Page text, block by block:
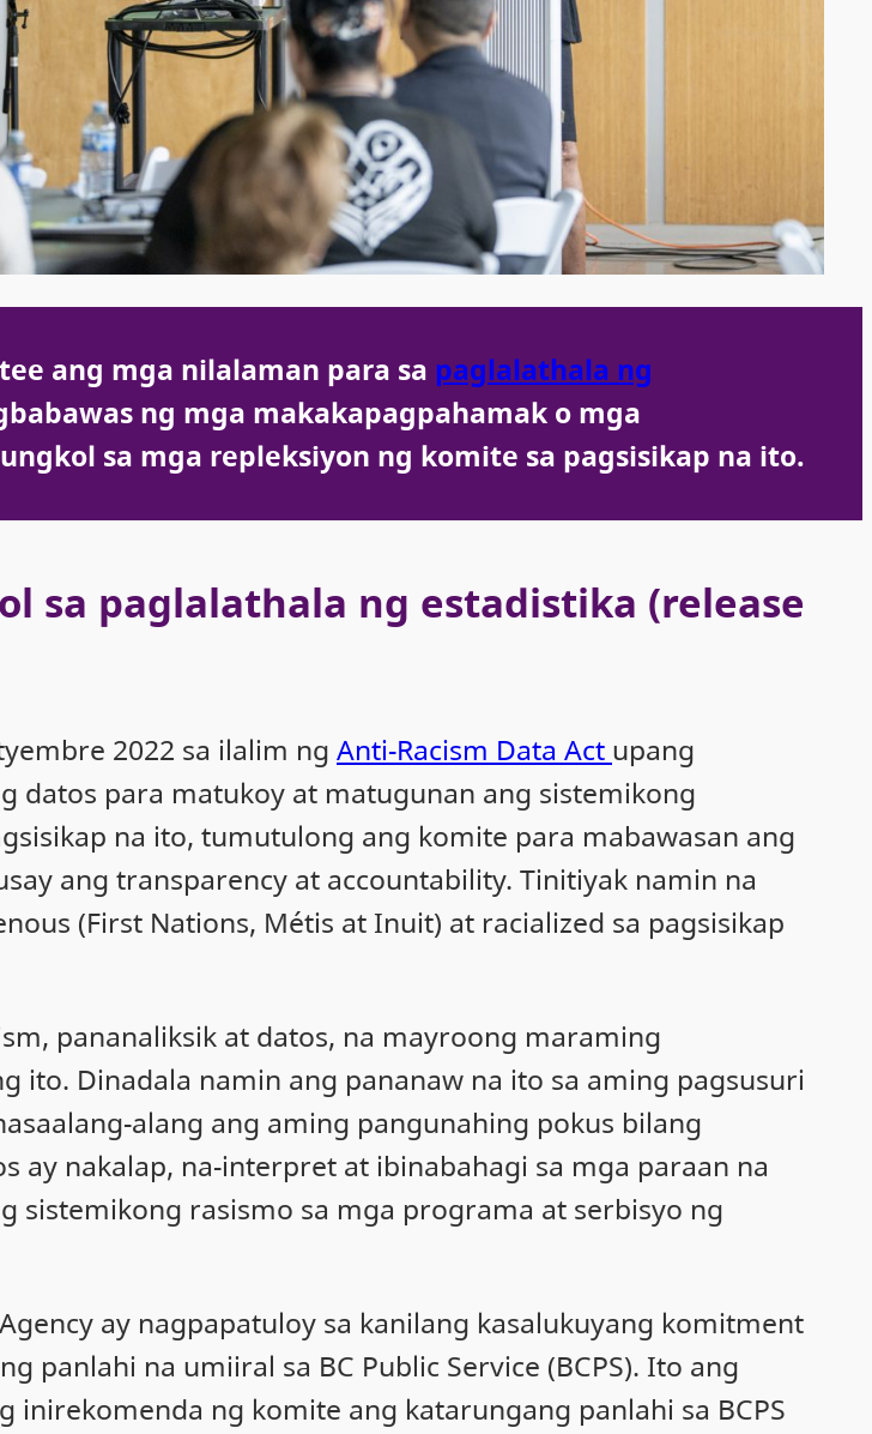
ang mga nilalaman para sa paglalathala ng
ng mga makakapagpahamak o mga
sa mga repleksiyon ng komite sa pagsisikap na ito.
sa paglalathala ng estadistika (release
2022 sa ilalim ng Anti-Racism Data Act upang
datos para matukoy at matugunan ang sistemikong
na ito, tumutulong ang komite para mabawasan ang
ang transparency at accountability. Tinitiyak namin na
(First Nations, Métis at Inuit) at racialized sa pagsisikap
pananaliksik at datos, na mayroong maraming
ito. Dinadala namin ang pananaw na ito sa aming pagsusuri
alang ang aming pangunahing pokus bilang
ay nakalap, na-interpret at ibinabahagi sa mga paraan na
sistemikong rasismo sa mga programa at serbisyo ng
ay nagpapatuloy sa kanilang kasalukuyang komitment
panlahi na umiiral sa BC Public Service (BCPS). Ito ang
ng komite ang katarungang panlahi sa BCPS